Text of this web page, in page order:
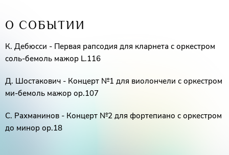
О СОБЫТИИ
К. Дебюсси - Первая рапсодия для кларнета с оркестром
соль-бемоль мажор L.116
Д. Шостакович - Концерт №1 для виолончели с оркестром
ми-бемоль мажор оp.107
С. Рахманинов - Концерт №2 для фортепиано с оркестром
до минор ор.18